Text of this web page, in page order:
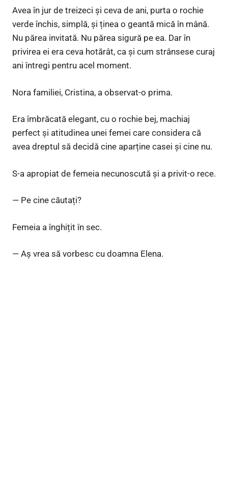
Avea în jur de treizeci și ceva de ani, purta o rochie
verde închis, simplă, și ținea o geantă mică în mână.
Nu părea invitată. Nu părea sigură pe ea. Dar în
privirea ei era ceva hotărât, ca și cum strânsese curaj
ani întregi pentru acel moment.
Nora familiei, Cristina, a observat-o prima.
Era îmbrăcată elegant, cu o rochie bej, machiaj
perfect și atitudinea unei femei care considera că
avea dreptul să decidă cine aparține casei și cine nu.
S-a apropiat de femeia necunoscută și a privit-o rece.
— Pe cine căutați?
Femeia a înghițit în sec.
— Aș vrea să vorbesc cu doamna Elena.